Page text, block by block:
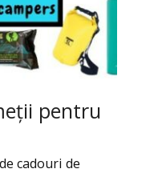
pentru
cadouri de